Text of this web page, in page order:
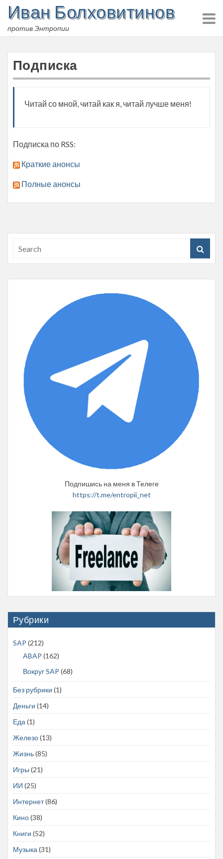
Skip
content
Иван Болховитинов
против Энтропии
Подписка
Читай со мной, читай как я, читай лучше меня!
Подписка по RSS:
Краткие анонсы
Полные анонсы
Подпишись на меня в Телеге
https://t.me/entropii_net
Рубрики
SAP (212)
ABAP (162)
Вокруг SAP (68)
Без рубрики (1)
Деньги (14)
Еда(1)
Железо(13)
Жизнь(85)
Игры (21)
ИИ (25)
Интернет(86)
Кино(38)
Книги (52)
Музыка(31)